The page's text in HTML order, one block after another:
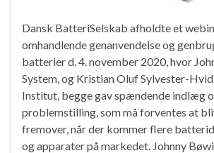
Dansk BatteriSelskab afholdte et
omhandlende genanvendelse og
batterier d. 4. november 2020, hvor
System, og Kristian Oluf Sylvester-
Institut, begge gav spændende indlæg
problemstilling, som må forventes at
fremover, når der kommer flere
og apparater på markedet. Johnny